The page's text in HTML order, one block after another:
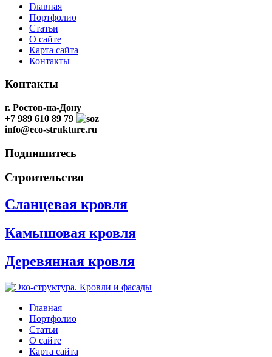
Главная
Портфолио
Статьи
О сайте
Карта сайта
Контакты
Контакты
г. Ростов-на-Дону
+7 989 610 89 79
info@eco-strukture.ru
Подпишитесь
Строительство
Сланцевая кровля
Камышовая кровля
Деревянная кровля
Главная
Портфолио
Статьи
О сайте
Карта сайта